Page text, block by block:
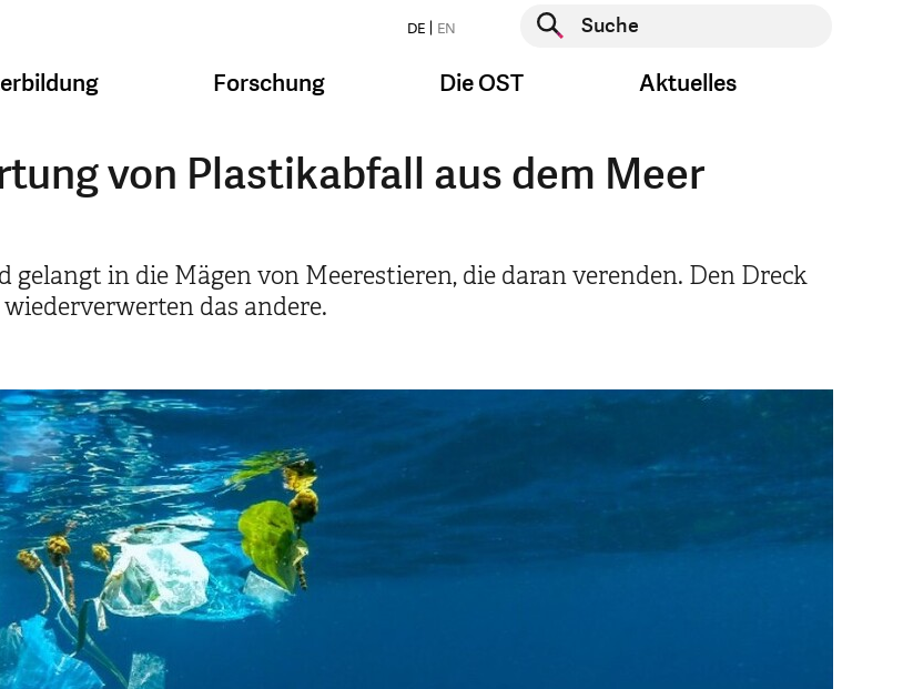
DE EN
Suche starten
Forschung Die OST Aktuelles
von Plastikabfall aus dem Meer
in die Mägen von Meerestieren, die daran verenden. Den Dreck
das andere.